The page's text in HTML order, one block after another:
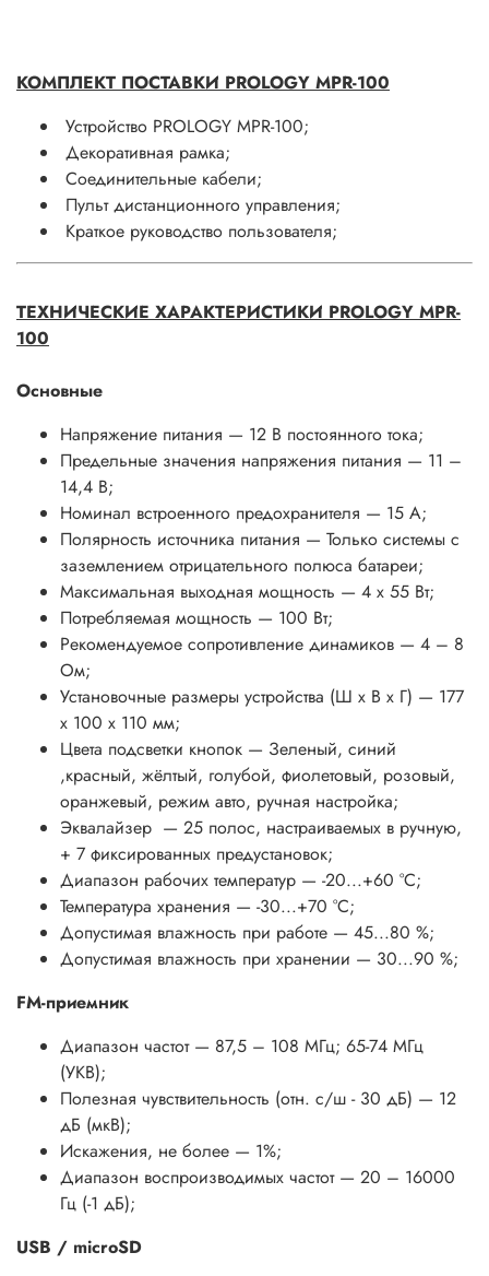
КОМПЛЕКТ ПОСТАВКИ PROLOGY MPR-100
Устройство PROLOGY MPR-100;
Декоративная рамка;
Соединительные кабели;
Пульт дистанционного управления;
Краткое руководство пользователя;
ТЕХНИЧЕСКИЕ ХАРАКТЕРИСТИКИ PROLOGY MPR-
100
Основные
Напряжение питания — 12 В постоянного тока;
Предельные значения напряжения питания — 11 –
14,4 В;
Номинал встроенного предохранителя — 15 А;
Полярность источника питания — Только системы с
заземлением отрицательного полюса батареи;
Максимальная выходная мощность — 4 x 55 Вт;
Потребляемая мощность — 100 Вт;
Рекомендуемое сопротивление динамиков — 4 – 8
Ом;
Установочные размеры устройства (Ш x В x Г) — 177
x 100 x 110 мм;
Цвета подсветки кнопок — Зеленый, синий
,красный, жёлтый, голубой, фиолетовый, розовый,
оранжевый, режим авто, ручная настройка;
Эквалайзер — 25 полос, настраиваемых в ручную,
+ 7 фиксированных предустановок;
Диапазон рабочих температур — -20...+60 °С;
Температура хранения — -30...+70 °С;
Допустимая влажность при работе — 45...80 %;
Допустимая влажность при хранении — 30...90 %;
FM-приемник
Диапазон частот — 87,5 – 108 МГц; 65-74 МГц
(УКВ);
Полезная чувствительность (отн. с/ш - 30 дБ) — 12
дБ (мкВ);
Искажения, не более — 1%;
Диапазон воспроизводимых частот — 20 – 16000
Гц (-1 дБ);
USB / microSD